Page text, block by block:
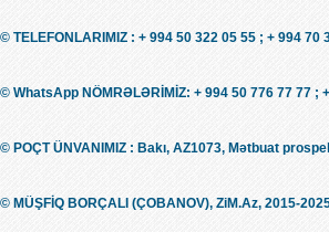
© TELEFONLARIMIZ : + 994 50 322 05 55 ; + 994 70
© WhatsApp NÖMRƏLƏRİMİZ: + 994 50 776 77 77 ;
© POÇT ÜNVANIMIZ : Bakı, AZ1073, Mətbuat
© MÜŞFİQ BORÇALI (ÇOBANOV), ZiM.Az, 2015-